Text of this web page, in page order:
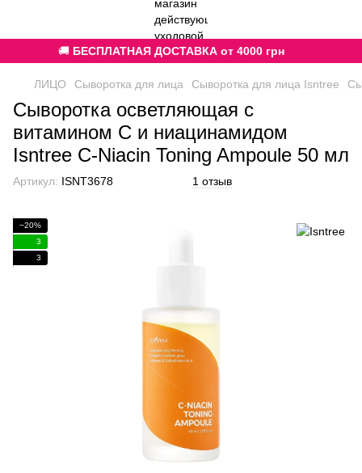
🚚 БЕСПЛАТНАЯ ДОСТАВКА от 4000 грн
ЛИЦО Сыворотка для лица Сыворотка для лица Isntree
Сыворотка осветляющая с
витамином С и ниацинамидом
Isntree C-Niacin Toning Ampoule 50 мл
Артикул: ISNT3678 1 отзыв
−20%
3
3